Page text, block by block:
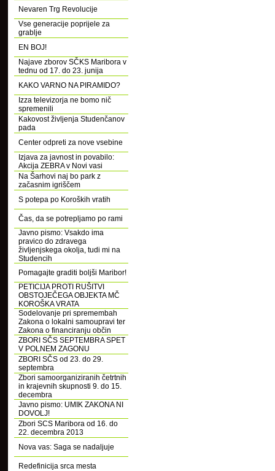
Nevaren Trg Revolucije
Vse generacije poprijele za
grablje
EN BOJ!
Najave zborov SČKS Maribora v
tednu od 17. do 23. junija
KAKO VARNO NA PIRAMIDO?
Izza televizorja ne bomo nič
spremenili
Kakovost življenja Studenčanov
pada
Center odpreti za nove vsebine
Izjava za javnost in povabilo:
Akcija ZEBRA v Novi vasi
Na Šarhovi naj bo park z
začasnim igriščem
S potepa po Koroških vratih
Čas, da se potrepljamo po rami
Javno pismo: Vsakdo ima
pravico do zdravega
življenjskega okolja, tudi mi na
Studencih
Pomagajte graditi boljši Maribor!
PETICIJA PROTI RUŠITVI
OBSTOJEČEGA OBJEKTA MČ
KOROŠKA VRATA
Sodelovanje pri spremembah
Zakona o lokalni samoupravi ter
Zakona o financiranju občin
ZBORI SČS SEPTEMBRA SPET
V POLNEM ZAGONU
ZBORI SČS od 23. do 29.
septembra
Zbori samoorganiziranih četrtnih
in krajevnih skupnosti 9. do 15.
decembra
Javno pismo: UMIK ZAKONA NI
DOVOLJ!
Zbori SCS Maribora od 16. do
22. decembra 2013
Nova vas: Saga se nadaljuje
Redefinicija srca mesta